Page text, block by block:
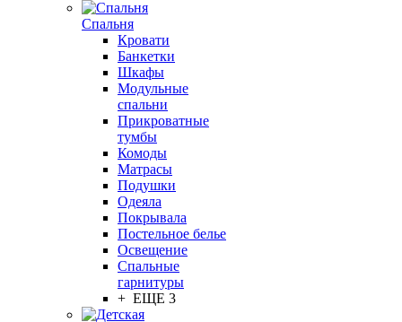
Спальня
Кровати
Банкетки
Шкафы
Модульные
спальни
Прикроватные
тумбы
Комоды
Матрасы
Подушки
Одеяла
Покрывала
Постельное белье
Освещение
Спальные
гарнитуры
+ ЕЩЕ 3